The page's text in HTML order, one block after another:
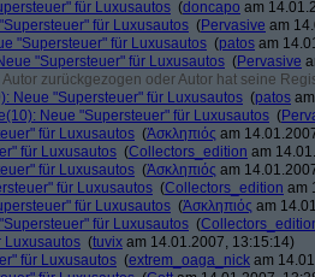
für Luxusautos (doncapo am
für Luxusautos (Pervasive am
"Supersteuer" für Luxusautos (patos am
"Supersteuer" für Luxusautos (Pervasive
Autor zurückgezogen oder Autor hat seine
Neue "Supersteuer" für Luxusautos (patos
Neue "Supersteuer" für Luxusautos (
für Luxusautos (Ἀσκληπιός am
für Luxusautos (Collectors_edition am
für Luxusautos (Ἀσκληπιός am
für Luxusautos (Collectors_edition am
für Luxusautos (Ἀσκληπιός am
für Luxusautos (
Luxusautos (tuvix am 14.01.2007, 13:15:14)
für Luxusautos (extrem_oaga_nick am